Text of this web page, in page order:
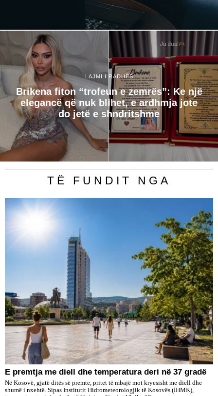
LAJMI I RADHËS
Brikena fiton “trofeun e zemrës”: Ke një
elegancë që nuk blihet, e ardhmja jote
do jetë e shndritshme
TË FUNDIT NGA
E premtja me diell dhe temperatura deri në 37 gradë
Në Kosovë, gjatë ditës së premte, pritet të mbajë mot kryesisht me diell dhe
shumë i nxehtë. Sipas Institutit Hidrometeorologjik të Kosovës (IHMK),